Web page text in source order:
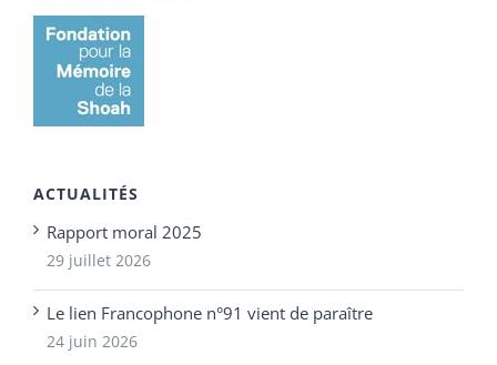
ACTUALITÉS
Rapport moral 2025
29 juillet 2026
Le lien Francophone n°91 vient de paraître
24 juin 2026